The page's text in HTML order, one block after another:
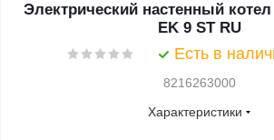
Электрический настенный
EK 9 ST RU
Есть в
8216263000
Характеристики